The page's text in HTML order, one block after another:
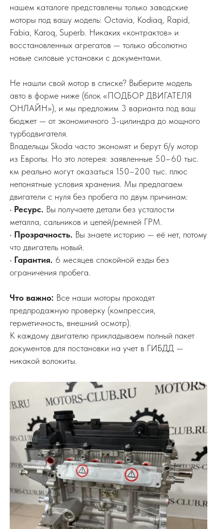
нашем каталоге представлены только заводские
моторы под вашу модель: Octavia, Kodiaq, Rapid,
Fabia, Karoq, Superb. Никаких «контрактов» и
восстановленных агрегатов — только абсолютно
новые силовые установки с документами.
Не нашли свой мотор в списке? Выберите модель
авто в форме ниже (блок «ПОДБОР ДВИГАТЕЛЯ
ОНЛАЙН»), и мы предложим 3 варианта под ваш
бюджет — от экономичного 3-цилиндра до мощного
турбодвигателя.
Владельцы Skoda часто экономят и берут б/у мотор
из Европы. Но это лотерея: заявленные 50–60 тыс.
км реально могут оказаться 150–200 тыс. плюс
непонятные условия хранения. Мы предлагаем
двигатели с нуля без пробега по двум причинам:
• Ресурс. Вы получаете детали без усталости
металла, сальников и цепей/ремней ГРМ.
• Прозрачность. Вы знаете историю — её нет, потому
что двигатель новый.
• Гарантия. 6 месяцев спокойной езды без
ограничения пробега.
Что важно: Все наши моторы проходят
предпродажную проверку (компрессия,
герметичность, внешний осмотр).
К каждому двигателю прикладываем полный пакет
документов для постановки на учет в ГИБДД —
никакой волокиты.